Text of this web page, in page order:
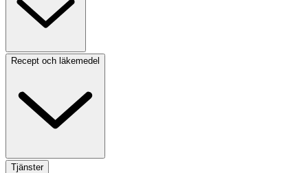
Recept och läkemedel
Tjänster